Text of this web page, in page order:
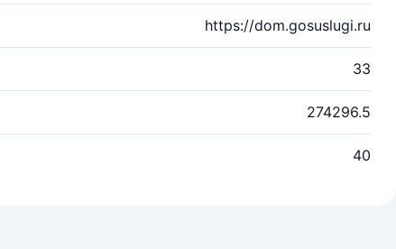
https://dom.gosuslugi.ru
33
274296.5
40